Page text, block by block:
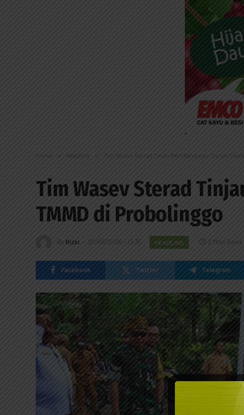
Home » Headline » Tim Wasev Sterad Tinjau Pembangunan Tangki
Tim Wasev Sterad
TMMD di Probolinggo
By Rizki 20/05/2026 - 13:35 HEADLINE 2 Mins Read
Facebook Twitter Telegram